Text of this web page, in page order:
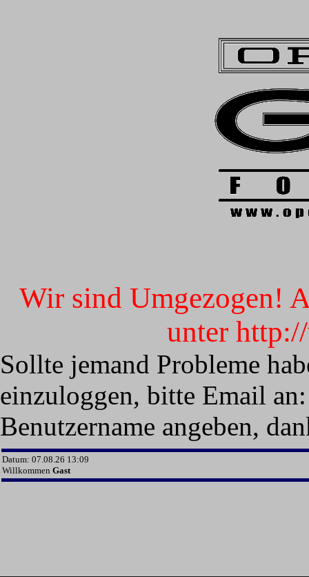
Wir sind Umgezogen!
unter
Sollte jemand Probleme
einzuloggen, bitte Email
Benutzername angeben,
Datum: 07.08.26 13:09
Willkommen Gast